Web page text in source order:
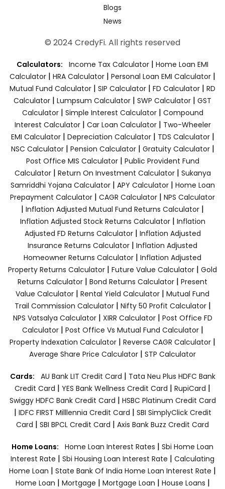
Blogs
News
© 2024 CredyFi. All rights reserved
Calculators: Income Tax Calculator | Home Loan EMI
Calculator | HRA Calculator | Personal Loan EMI Calculator |
Mutual Fund Calculator | SIP Calculator | FD Calculator | RD
Calculator | Lumpsum Calculator | SWP Calculator | GST
Calculator| Simple Interest Calculator| Compound
Interest Calculator| Car Loan Calculator| Two-Wheeler
EMI Calculator| Depreciation Calculator| TDS Calculator|
NSC Calculator| Pension Calculator| Gratuity Calculator|
Post Office MIS Calculator| Public Provident Fund
Calculator| Return On Investment Calculator| Sukanya
Samriddhi Yojana Calculator| APY Calculator| Home Loan
Prepayment Calculator | CAGR Calculator | NPS Calculator
| Inflation Adjusted Mutual Fund Returns Calculator |
Inflation Adjusted Stock Returns Calculator| Inflation
Adjusted FD Returns Calculator| Inflation Adjusted
Insurance Returns Calculator | Inflation Adjusted
Homeowner Returns Calculator | Inflation Adjusted
Property Returns Calculator | Future Value Calculator | Gold
Returns Calculator | Bond Returns Calculator | Present
Value Calculator | Rental Yield Calculator | Mutual Fund
Trail Commission Calculator| Nifty 50 Profit Calculator|
NPS Vatsalya Calculator| XIRR Calculator| Post Office FD
Calculator| Post Office Vs Mutual Fund Calculator|
Property Indexation Calculator | Reverse CAGR Calculator |
Average Share Price Calculator | STP Calculator
Cards: AU Bank LIT Credit Card | Tata Neu Plus HDFC Bank
Credit Card | YES Bank Wellness Credit Card | RupiCard |
Swiggy HDFC Bank Credit Card | HSBC Platinum Credit Card
| IDFC FIRST Milllennia Credit Card | SBI SimplyClick Credit
Card | SBI BPCL Credit Card | Axis Bank Buzz Credit Card
Home Loans: Home Loan Interest Rates | Sbi Home Loan
Interest Rate | Sbi Housing Loan Interest Rate | Calculating
Home Loan | State Bank Of India Home Loan Interest Rate |
Home Loan | Mortgage | Mortgage Loan | House Loans |